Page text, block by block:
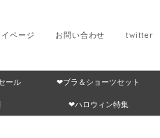
twitter
お問い合わせ
イページ
ール ❤ブラ＆ショーツセット
❤ハロウィン特集